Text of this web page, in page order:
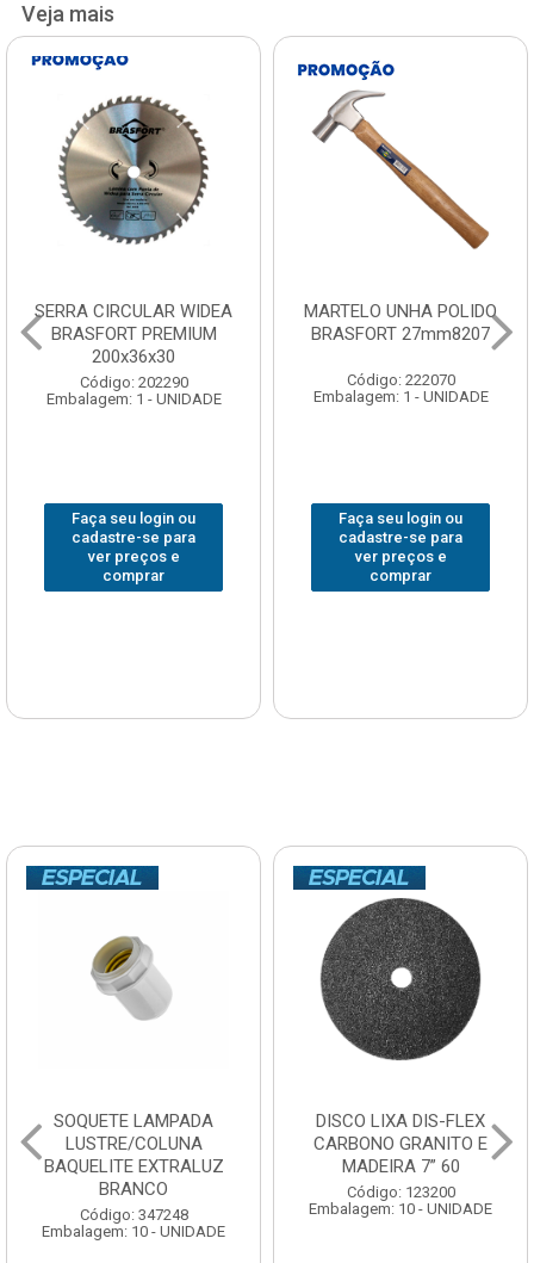
Veja mais
MARTELO UNHA POLIDO
BRASFORT 27mm8207
Código: 222070
Embalagem: 1 - UNIDADE
Faça seu login ou
cadastre-se para
ver preços e
CHAVE GRIFO
14” 6012
Código:
Embalagem: 1 -
Faça seu login
cadastre-se
ver preços e
SOQUETE LAMPADA
LUSTRE/COLUNA
BAQUELITE EXTRALUZ
BRANCO
Código: 347248
Embalagem: 10 - UNIDADE
DISCO LIXA DIS-FLEX
CARBONO GRANITO E
MADEIRA 7” 60
Código: 123200
Embalagem: 10 - UNIDADE